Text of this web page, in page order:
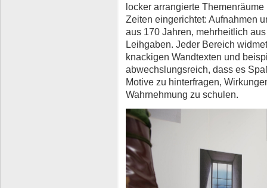
locker arrangierte
Zeiten eingerichtet: Aufnahmen
aus 170 Jahren, mehrheitlich
Leihgaben. Jeder Bereich
knackigen Wandtexten und
abwechslungsreich, dass es
Motive zu hinterfragen,
Wahrnehmung zu schulen.